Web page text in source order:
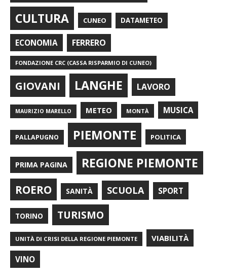
CULTURA CUNEO DATAMETEO
ECONOMIA FERRERO
FONDAZIONE CRC (CASSA RISPARMIO DI CUNEO)
GIOVANI LANGHE LAVORO
MAURIZIO MARELLO METEO MONTÀ MUSICA
PALLAPUGNO PIEMONTE POLITICA
PRIMA PAGINA REGIONE PIEMONTE
ROERO SANITÀ SCUOLA SPORT
TORINO TURISMO
UNITÀ DI CRISI DELLA REGIONE PIEMONTE VIABILITÀ
VINO